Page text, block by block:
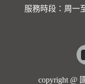
服務時段：周一
copyright @